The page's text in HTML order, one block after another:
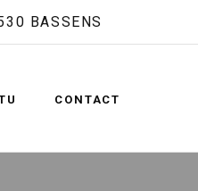
BASSENS
CONTACT